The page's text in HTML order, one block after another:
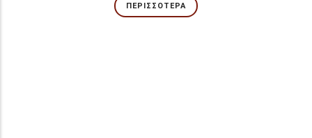
ΠΕΡΙΣΣΌΤΕΡΑ